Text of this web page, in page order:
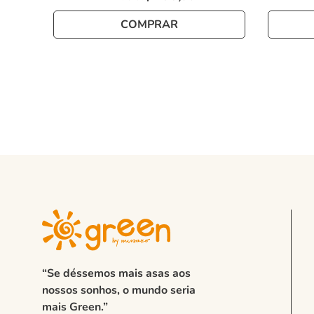
COMPRAR
“Se déssemos mais asas aos
nossos sonhos, o mundo seria
mais Green.”